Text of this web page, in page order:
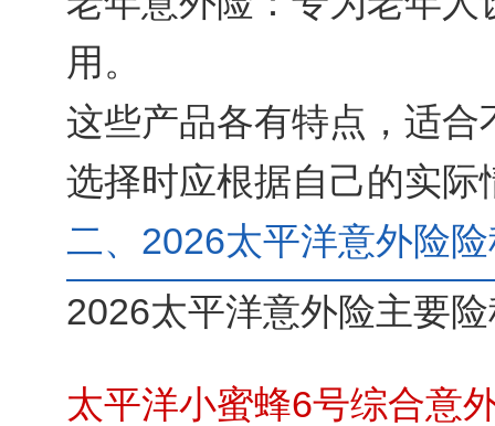
用。
这些产品各有特点，适
选择时应根据自己的实际
二、2026太平洋意外险
2026太平洋意外险主要
太平洋小蜜蜂6号综合意